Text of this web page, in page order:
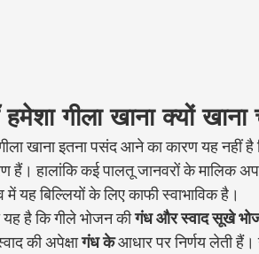
हमेशा गीला खाना क्यों खाना
गीला खाना इतना पसंद आने का कारण यह नहीं
हैं। हालांकि कई पालतू जानवरों के मालिक
यह बिल्लियों के लिए काफी स्वाभाविक है।
यह है कि गीले भोजन की गंध और स्वाद सूखे
की अपेक्षा गंध के आधार पर निर्णय लेती